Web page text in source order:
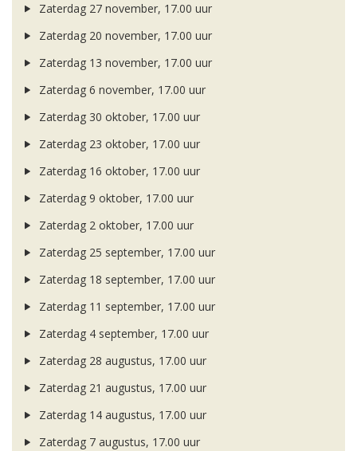
Zaterdag 27 november, 17.00 uur
Zaterdag 20 november, 17.00 uur
Zaterdag 13 november, 17.00 uur
Zaterdag 6 november, 17.00 uur
Zaterdag 30 oktober, 17.00 uur
Zaterdag 23 oktober, 17.00 uur
Zaterdag 16 oktober, 17.00 uur
Zaterdag 9 oktober, 17.00 uur
Zaterdag 2 oktober, 17.00 uur
Zaterdag 25 september, 17.00 uur
Zaterdag 18 september, 17.00 uur
Zaterdag 11 september, 17.00 uur
Zaterdag 4 september, 17.00 uur
Zaterdag 28 augustus, 17.00 uur
Zaterdag 21 augustus, 17.00 uur
Zaterdag 14 augustus, 17.00 uur
Zaterdag 7 augustus, 17.00 uur